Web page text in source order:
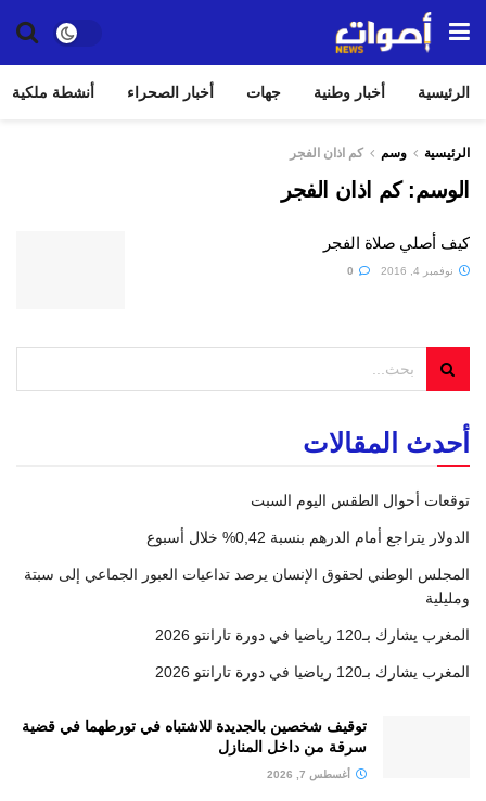
الرئيسية أخبار وطنية جهات أخبار الصحراء أنشطة ملكية
الرئيسية وسم كم اذان الفجر
الوسم:كم اذان الفجر
كيف أصلي صلاة الفجر
نوفمبر 4, 2016
أحدث المقالات
توقعات أحوال الطقس اليوم السبت
الدولار يتراجع أمام الدرهم بنسبة 0,42% خلال أسبوع
المجلس الوطني لحقوق الإنسان يرصد تداعيات العبور الجماعي إلى سبتة
ومليلية
المغرب يشارك بـ120 رياضيا في دورة تارانتو 2026
المغرب يشارك بـ120 رياضيا في دورة تارانتو 2026
توقيف شخصين بالجديدة للاشتباه في تورطهما في قضية
سرقة من داخل المنازل
أغسطس 7, 2026